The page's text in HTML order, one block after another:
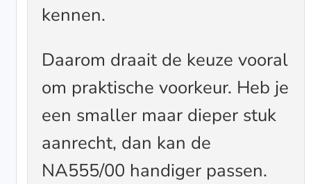
kennen.
Daarom draait de keuze vooral
om praktische voorkeur. Heb je
een smaller maar dieper stuk
aanrecht, dan kan de
NA555/00 handiger passen.